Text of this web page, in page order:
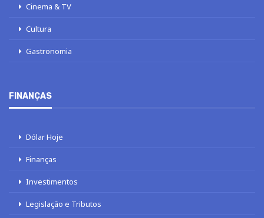
Cinema & TV
Cultura
Gastronomia
FINANÇAS
Dólar Hoje
Finanças
Investimentos
Legislação e Tributos